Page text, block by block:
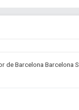
de Barcelona Barcelona